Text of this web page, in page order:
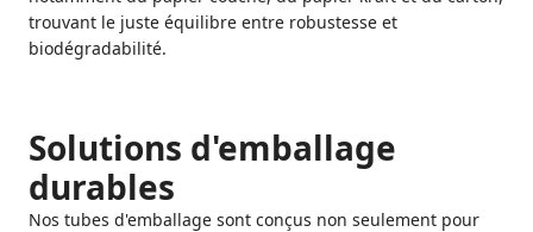
trouvant le juste équilibre entre robustesse et
biodégradabilité.
Solutions d'emballage
durables
Nos tubes d'emballage sont conçus non seulement pour